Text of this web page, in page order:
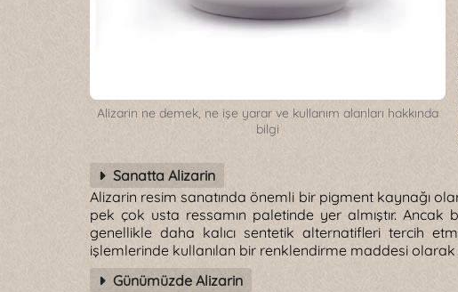
Alizarin ne demek, ne işe yarar ve kullanım alanları hakkında
bilgi
Sanatta Alizarin
Alizarin resim sanatında önemli bir pigment kaynağı
pek çok usta ressamın paletinde yer almıştır. Ancak
genellikle daha kalıcı sentetik alternatifleri tercih
işlemlerinde kullanılan bir renklendirme maddesi olarak
Günümüzde Alizarin